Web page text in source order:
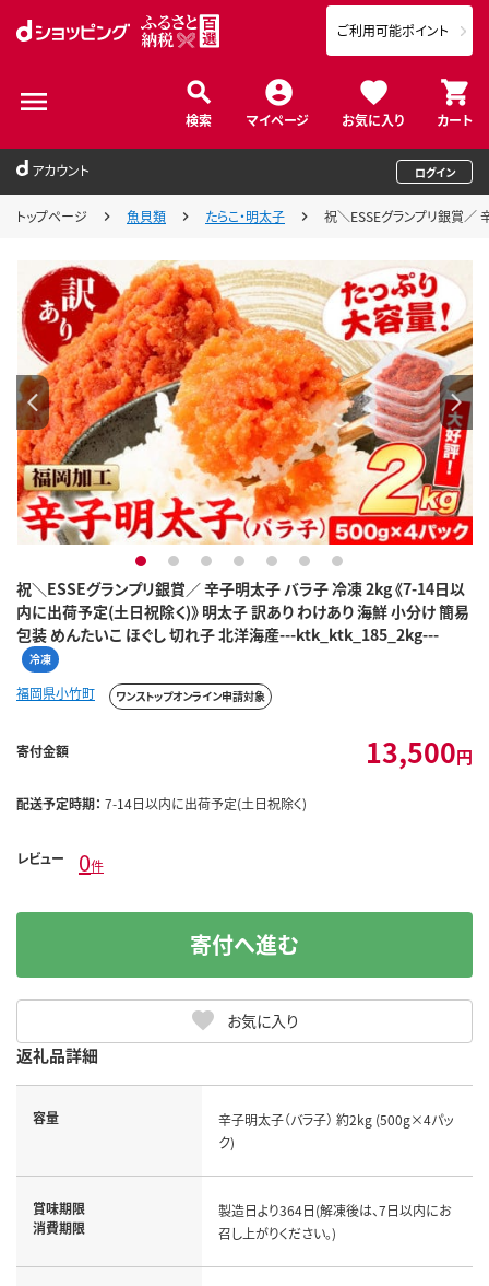
検索 マイページ お気に入り カート
ご利用可能ポイント
アカウント ログイン
トップページ 魚貝類 たらこ・明太子 祝＼ESSEグランプリ銀賞
祝＼ESSEグランプリ銀賞／ 辛子明太子 バラ子 冷凍 2kg 《7-14日以
内に出荷予定(土日祝除く)》 明太子 訳あり わけあり 海鮮 小分け 簡易
包装 めんたいこ ほぐし 切れ子 北洋海産---ktk_ktk_185_2kg---
冷凍
1 2 3 4 5 6 7
福岡県小竹町 ワンストップオンライン申請対象
寄付金額 13,500円
配送予定時期： 7-14日以内に出荷予定(土日祝除く)
レビュー 0件
お気に入り
寄付へ進む
返礼品詳細
容量
辛子明太子（バラ子） 約2kg (500g×4パッ
ク)
賞味期限
消費期限
製造日より364日(解凍後は、7日以内にお
召し上がりください。)